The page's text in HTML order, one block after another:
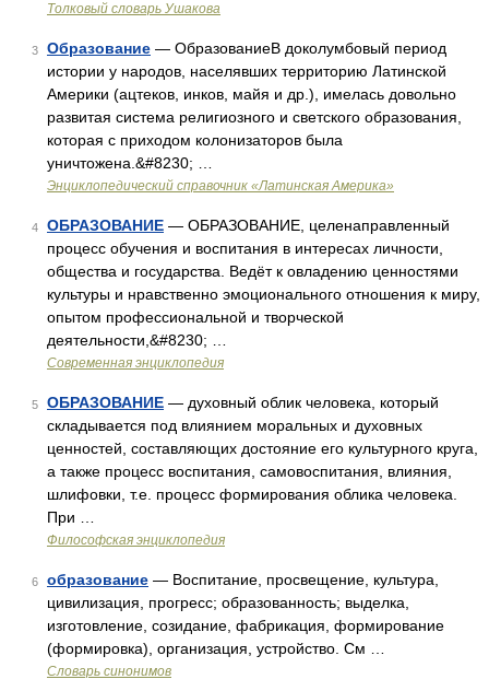
Толковый словарь Ушакова
3 Образование — ОбразованиеВ доколумбовый период
истории у народов, населявших территорию Латинской
Америки (ацтеков, инков, майя и др.), имелась довольно
развитая система религиозного и светского образования,
которая с приходом колонизаторов была
уничтожена.&#8230; …
Энциклопедический справочник «Латинская Америка»
4 ОБРАЗОВАНИЕ — ОБРАЗОВАНИЕ, целенаправленный
процесс обучения и воспитания в интересах личности,
общества и государства. Ведёт к овладению ценностями
культуры и нравственно эмоционального отношения к миру,
опытом профессиональной и творческой
деятельности,&#8230; …
Современная энциклопедия
5 ОБРАЗОВАНИЕ — духовный облик человека, который
складывается под влиянием моральных и духовных
ценностей, составляющих достояние его культурного круга,
а также процесс воспитания, самовоспитания, влияния,
шлифовки, т.е. процесс формирования облика человека.
При …
Философская энциклопедия
6 образование — Воспитание, просвещение, культура,
цивилизация, прогресс; образованность; выделка,
изготовление, созидание, фабрикация, формирование
(формировка), организация, устройство. См …
Словарь синонимов